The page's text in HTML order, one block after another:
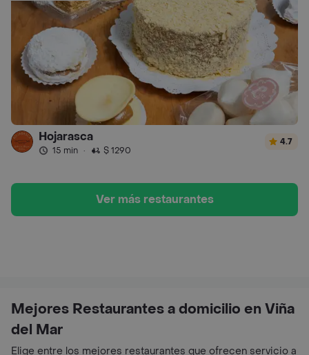
Hojarasca
15 min · $ 1290
4.7
Ver más restaurantes
Mejores Restaurantes a domicilio en Viña
del Mar
Elige entre los mejores restaurantes que ofrecen servicio a